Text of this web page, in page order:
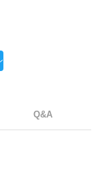
Q&A